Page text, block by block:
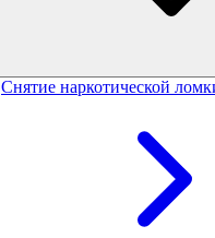
Снятие наркотической